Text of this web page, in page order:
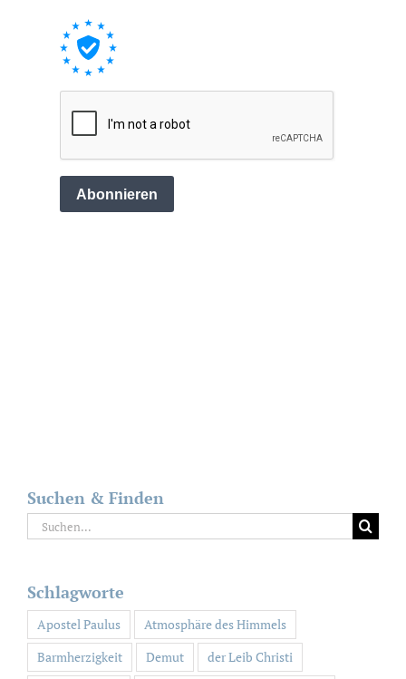
Suchen & Finden
Suche
nach:
Schlagworte
Apostel Paulus
Atmosphäre des Himmels
Barmherzigkeit
Demut
der Leib Christi